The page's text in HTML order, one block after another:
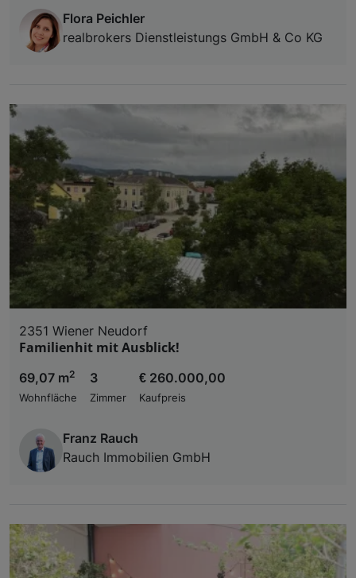
Flora Peichler
realbrokers Dienstleistungs GmbH & Co KG
2351 Wiener Neudorf
Familienhit mit Ausblick!
69,07 m2
Wohnfläche
3
Zimmer
€ 260.000,00
Kaufpreis
Franz Rauch
Rauch Immobilien GmbH